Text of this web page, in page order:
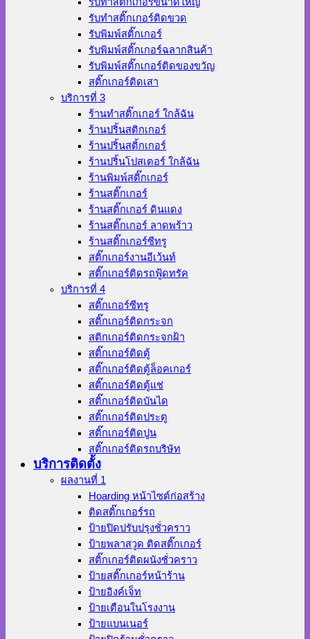
รับทำสติ๊กเกอร์ติดขวด
รับพิมพ์สติ๊กเกอร์
รับพิมพ์สติ๊กเกอร์ฉลากสินค้า
รับพิมพ์สติ๊กเกอร์ติดของขวัญ
สติ๊กเกอร์ติดเสา
บริการที่ 3
ร้านทําสติ๊กเกอร์ ใกล้ฉัน
ร้านปริ้นสติกเกอร์
ร้านปริ้นสติ้กเกอร์
ร้านปริ้นโปสเตอร์ ใกล้ฉัน
ร้านพิมพ์สติ๊กเกอร์
ร้านสติ๊กเกอร์
ร้านสติ๊กเกอร์ ดินแดง
ร้านสติ๊กเกอร์ ลาดพร้าว
ร้านสติ๊กเกอร์ซีทรู
สติ๊กเกอร์งานอีเว้นท์
สติ๊กเกอร์ติดรถฟู้ดทรัค
บริการที่ 4
สติ๊กเกอร์ซีทรู
สติ๊กเกอร์ติดกระจก
สติกเกอร์ติดกระจกฝ้า
สติ๊กเกอร์ติดตู้
สติ๊กเกอร์ติดตู้ล็อคเกอร์
สติ๊กเกอร์ติดตู้แช่
สติ๊กเกอร์ติดบันได
สติ๊กเกอร์ติดประตู
สติ๊กเกอร์ติดปูน
สติ๊กเกอร์ติดรถบริษัท
บริการติดตั้ง
ผลงานที่ 1
Hoarding หน้าไซต์ก่อสร้าง
ติดสติ๊กเกอร์รถ
ป้ายปิดปรับปรุงชั่วคราว
ป้ายพลาสวูด ติดสติ๊กเกอร์
สติ๊กเกอร์ติดผนังชั่วคราว
ป้ายสติ๊กเกอร์หน้าร้าน
ป้ายอิงค์เจ็ท
ป้ายเตือนในโรงงาน
ป้ายแบนเนอร์